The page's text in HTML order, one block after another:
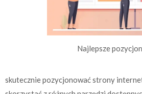
Najlepsze
skutecznie pozycjonować strony